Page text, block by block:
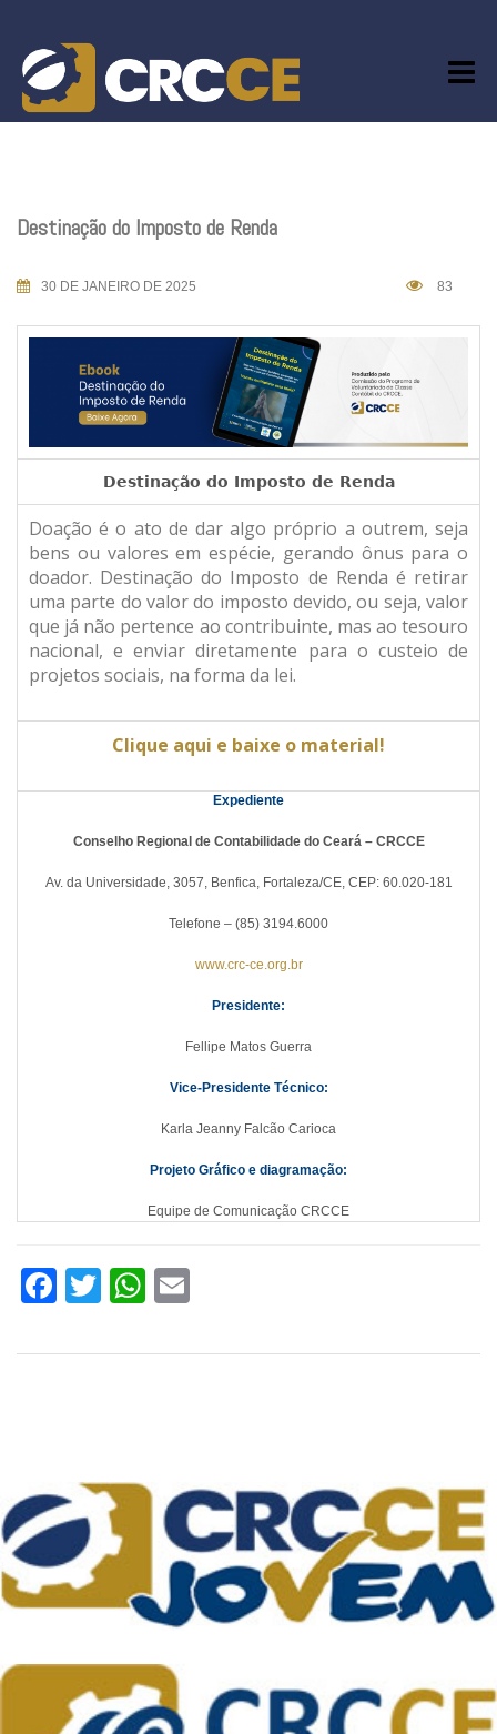
content
Destinação do Imposto de Renda
30 DE JANEIRO DE 2025 83
Destinação do Imposto de Renda
Doação é o ato de dar algo próprio a outrem, seja
bens ou valores em espécie, gerando ônus para o
doador. Destinação do Imposto de Renda é retirar
uma parte do valor do imposto devido, ou seja, valor
que já não pertence ao contribuinte, mas ao tesouro
nacional, e enviar diretamente para o custeio de
projetos sociais, na forma da lei.
Clique aqui e baixe o material!
Expediente
Conselho Regional de Contabilidade do Ceará – CRCCE
Av. da Universidade, 3057, Benfica, Fortaleza/CE, CEP: 60.020-181
Telefone – (85) 3194.6000
www.crc-ce.org.br
Presidente:
Fellipe Matos Guerra
Vice-Presidente Técnico:
Karla Jeanny Falcão Carioca
Projeto Gráfico e diagramação:
Equipe de Comunicação CRCCE
Facebook
TwitterWhatsApp